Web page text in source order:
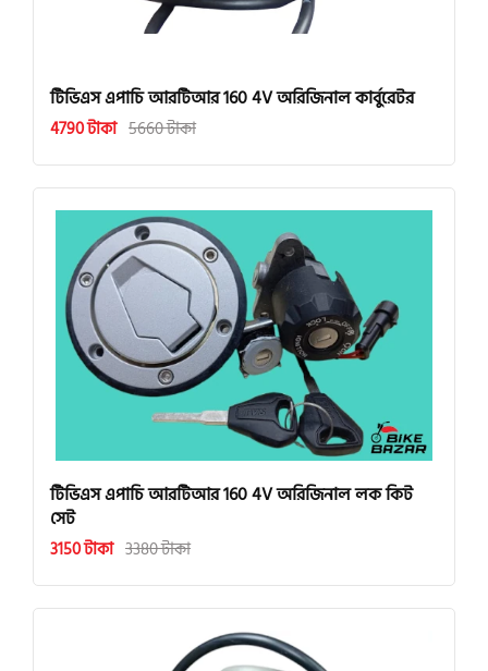
টিভিএস এপাচি আরটিআর 160 4V অরিজিনাল কার্বুরেটর
4790 টাকা 5660 টাকা
টিভিএস এপাচি আরটিআর 160 4V অরিজিনাল লক কিট
সেট
3150 টাকা 3380 টাকা